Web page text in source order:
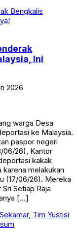
Ini
2026
warga Desa
ke Malaysia.
paspor negeri
06/26), Kantor
kakak
melakukan
(17/06/26). Mereka
Setiap Raja
[…]